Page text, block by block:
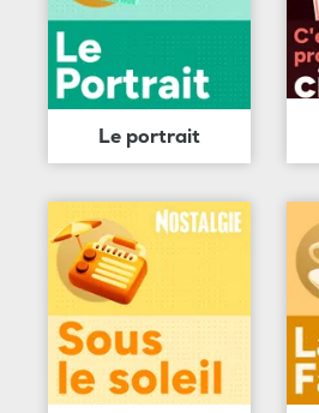
Le portrait